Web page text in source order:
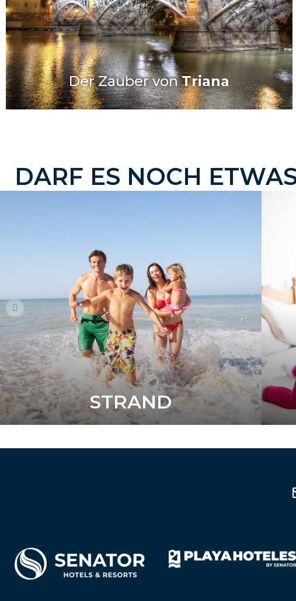
Der Zauber vonTriana
DARF ES NOCH ETWA
STRAND